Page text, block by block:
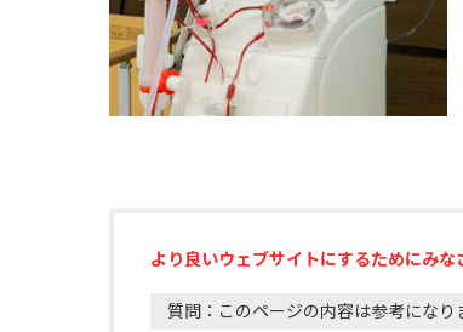
より良いウェブサイトにするためにみ
質問：このページの内容は参考になり